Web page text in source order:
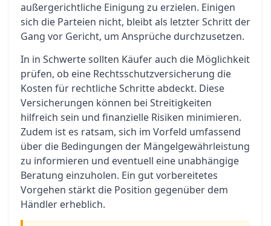
außergerichtliche Einigung zu erzielen. Einigen
sich die Parteien nicht, bleibt als letzter Schritt der
Gang vor Gericht, um Ansprüche durchzusetzen.
In in Schwerte sollten Käufer auch die Möglichkeit
prüfen, ob eine Rechtsschutzversicherung die
Kosten für rechtliche Schritte abdeckt. Diese
Versicherungen können bei Streitigkeiten
hilfreich sein und finanzielle Risiken minimieren.
Zudem ist es ratsam, sich im Vorfeld umfassend
über die Bedingungen der Mängelgewährleistung
zu informieren und eventuell eine unabhängige
Beratung einzuholen. Ein gut vorbereitetes
Vorgehen stärkt die Position gegenüber dem
Händler erheblich.